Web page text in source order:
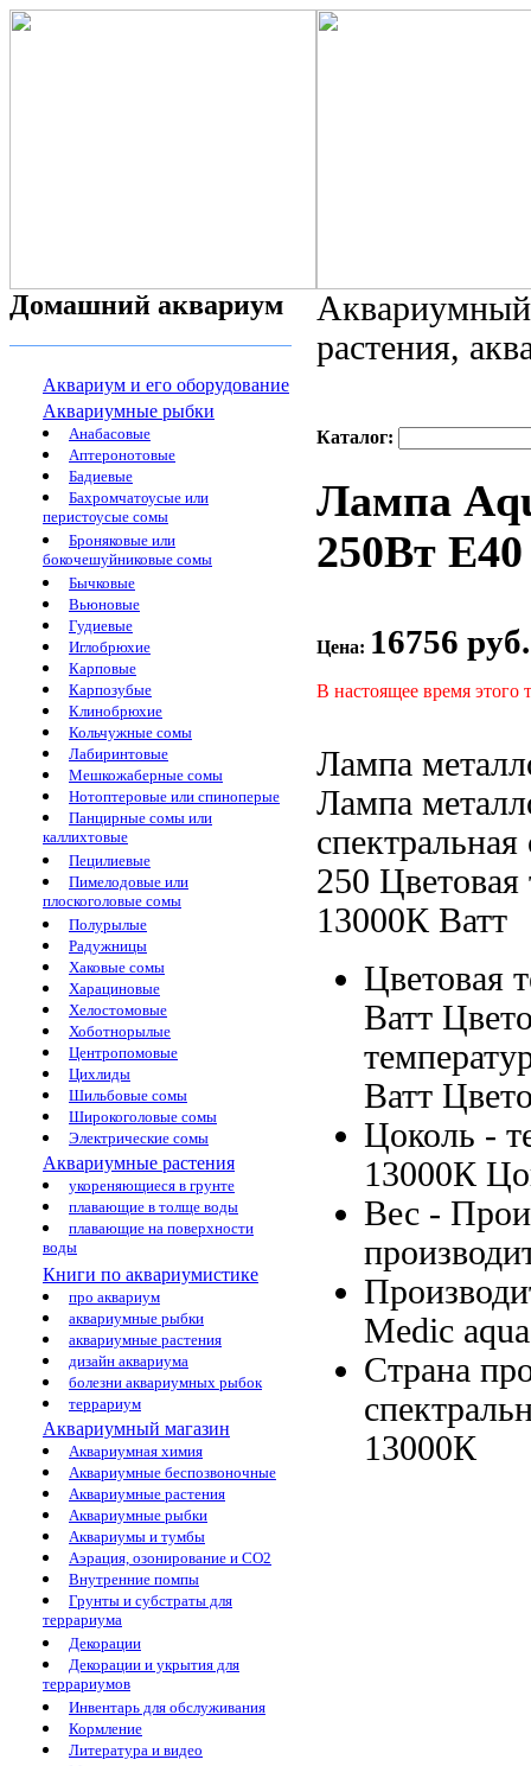
Домашний аквариум
Аквариум и его оборудование
Аквариумные рыбки
Анабасовые
Аптеронотовые
Бадиевые
Бахромчатоусые или
перистоусые сомы
Броняковые или
бокочешуйниковые сомы
Бычковые
Вьюновые
Гудиевые
Иглобрюхие
Карповые
Карпозубые
Клинобрюхие
Кольчужные сомы
Лабиринтовые
Мешкожаберные сомы
Нотоптеровые или спиноперые
Панцирные сомы или
каллихтовые
Пецилиевые
Пимелодовые или
плоскоголовые сомы
Полурылые
Радужницы
Хаковые сомы
Харациновые
Хелостомовые
Хоботнорылые
Центропомовые
Цихлиды
Шильбовые сомы
Широкоголовые сомы
Электрические сомы
Аквариумные растения
укореняющиеся в грунте
плавающие в толще воды
плавающие на поверхности
воды
Книги по аквариумистике
про аквариум
аквариумные рыбки
аквариумные растения
дизайн аквариума
болезни аквариумных рыбок
террариум
Аквариумный магазин
Аквариумная химия
Аквариумные беспозвоночные
Аквариумные растения
Аквариумные рыбки
Аквариумы и тумбы
Аэрация, озонирование и CO2
Внутренние помпы
Грунты и субстраты для
террариума
Декорации
Декорации и укрытия для
террариумов
Инвентарь для обслуживания
Кормление
Литература и видео
растения,
Каталог:
Лампа
250Вт
Цена: 16756 руб.
В настоящее время этого
Лампа
Лампа
спектральная
250 Цветовая
13000К Ватт
Цветовая
Ватт
Ватт
Цоколь -
13000К
Вес -
Medic
Страна
13000К